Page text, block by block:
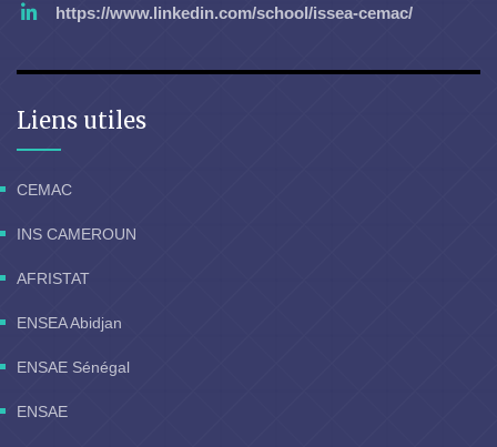
https://www.linkedin.com/school/issea-cemac/
Liens utiles
CEMAC
INS CAMEROUN
AFRISTAT
ENSEA Abidjan
ENSAE Sénégal
ENSAE